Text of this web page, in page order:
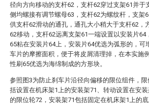
径向方向移动的支杆62，支杆62穿过支架61并于
侧均螺接有调节螺母63，支杆62为螺纹杆，支架
供支杆62滑动的通孔，通孔大小稍大于支杆62，
62移动，支杆62远离支架61一端设置以安装片64
65粘在安装片64上，安装片64优选为弧形的，可
车片的摩擦面积，便于将皮屑清理掉，在本实施
性刷65优选为海绵制成的方形块。
参照图3为防止刹车片沿径向偏移的限位组件，
括设置在机床架1上的安装架71、转动设置在安
的限位轮72，安装架71包括固定在机床架1上的底